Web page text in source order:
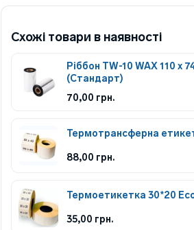
Схожі товари в наявності
Ріббон TW-10 WAX 110 x
(Стандарт)
70,00 грн.
Термотрансферна
88,00 грн.
Термоетикетка 30*20
35,00 грн.